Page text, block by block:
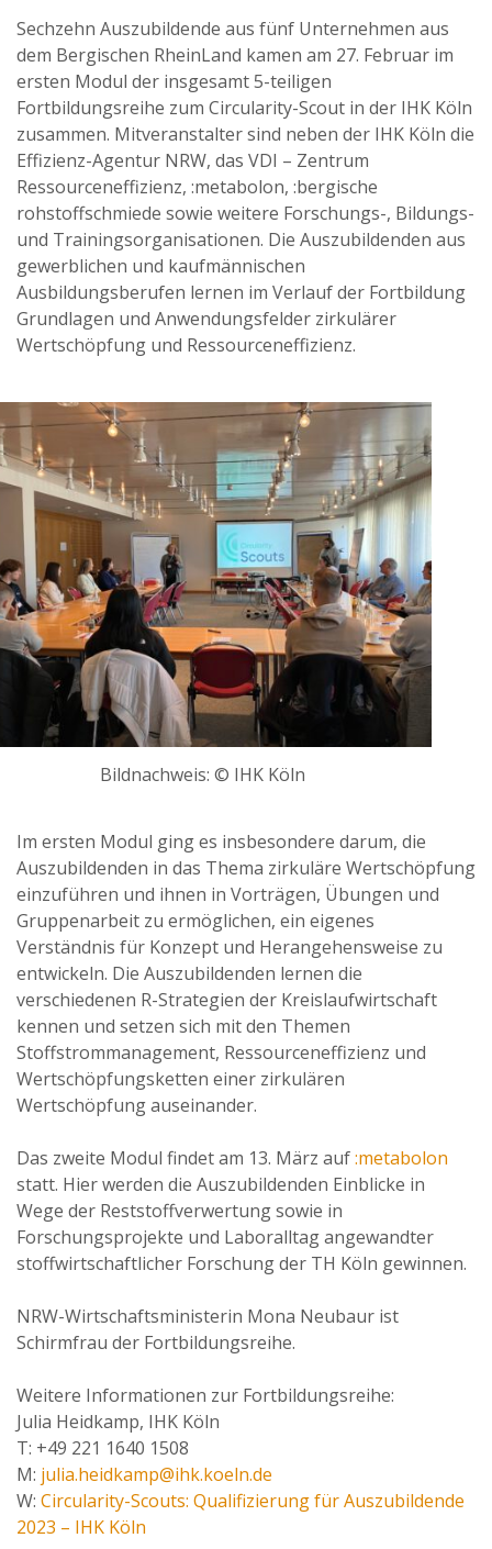
Sechzehn Auszubildende aus fünf Unternehmen aus
dem Bergischen RheinLand kamen am 27. Februar im
ersten Modul der insgesamt 5-teiligen
Fortbildungsreihe zum Circularity-Scout in der IHK Köln
zusammen. Mitveranstalter sind neben der IHK Köln die
Effizienz-Agentur NRW, das VDI – Zentrum
Ressourceneffizienz, :metabolon, :bergische
rohstoffschmiede sowie weitere Forschungs-, Bildungs-
und Trainingsorganisationen. Die Auszubildenden aus
gewerblichen und kaufmännischen
Ausbildungsberufen lernen im Verlauf der Fortbildung
Grundlagen und Anwendungsfelder zirkulärer
Wertschöpfung und Ressourceneffizienz.
Bildnachweis: © IHK Köln
Im ersten Modul ging es insbesondere darum, die
Auszubildenden in das Thema zirkuläre Wertschöpfung
einzuführen und ihnen in Vorträgen, Übungen und
Gruppenarbeit zu ermöglichen, ein eigenes
Verständnis für Konzept und Herangehensweise zu
entwickeln. Die Auszubildenden lernen die
verschiedenen R-Strategien der Kreislaufwirtschaft
kennen und setzen sich mit den Themen
Stoffstrommanagement, Ressourceneffizienz und
Wertschöpfungsketten einer zirkulären
Wertschöpfung auseinander.
Das zweite Modul findet am 13. März auf:metabolon
statt. Hier werden die Auszubildenden Einblicke in
Wege der Reststoffverwertung sowie in
Forschungsprojekte und Laboralltag angewandter
stoffwirtschaftlicher Forschung der TH Köln gewinnen.
NRW-Wirtschaftsministerin Mona Neubaur ist
Schirmfrau der Fortbildungsreihe.
Weitere Informationen zur Fortbildungsreihe:
Julia Heidkamp, IHK Köln
T: +49 221 1640 1508
M: julia.heidkamp@ihk.koeln.de
W: Circularity-Scouts: Qualifizierung für Auszubildende
2023 – IHK Köln